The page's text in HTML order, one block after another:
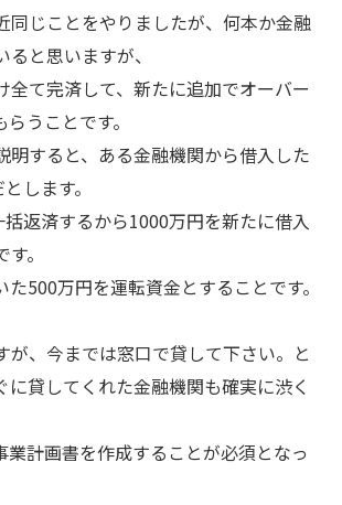
同じことをやりましたが、何本か金融
と思いますが、
全て完済して、新たに追加でオーバー
うことです。
すると、ある金融機関から借入した
します。
返済するから1000万円を新たに借入
。
500万円を運転資金とすることです。
、今までは窓口で貸して下さい。と
に貸してくれた金融機関も確実に渋く
計画書を作成することが必須となっ